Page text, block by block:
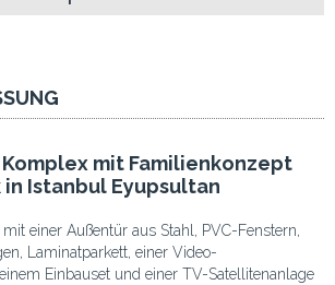
mit Familienkonzept
Istanbul Eyupsultan
einer Außentür aus Stahl, PVC-Fenstern,
Laminatparkett, einer Video-
Einbauset und einer TV-Satellitenanlage